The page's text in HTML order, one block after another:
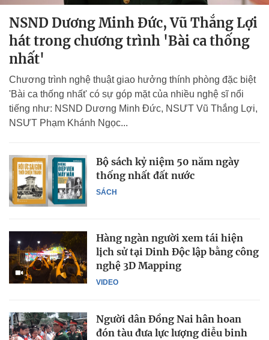
NSND Dương Minh Đức, Vũ Thắng Lợi
hát trong chương trình 'Bài ca thống
nhất'
Chương trình nghệ thuật giao hưởng thính phòng đặc biệt
'Bài ca thống nhất' có sự góp mặt của nhiều nghệ sĩ nổi
tiếng như: NSND Dương Minh Đức, NSƯT Vũ Thắng Lợi,
NSƯT Phạm Khánh Ngọc...
SÁCH
Bộ sách kỷ niệm 50 năm ngày
thống nhất đất nước
VIDEO
Hàng ngàn người xem tái hiện
lịch sử tại Dinh Độc lập bằng công
nghệ 3D Mapping
Người dân Đồng Nai hân hoan
đón tàu đưa lực lượng diễu binh